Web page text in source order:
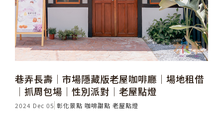
巷弄長壽│市場隱藏版老屋咖啡廳│場地租借
│抓周包場│性別派對│老屋點燈
2024 Dec 05 彰化景點 咖啡甜點 老屋點燈